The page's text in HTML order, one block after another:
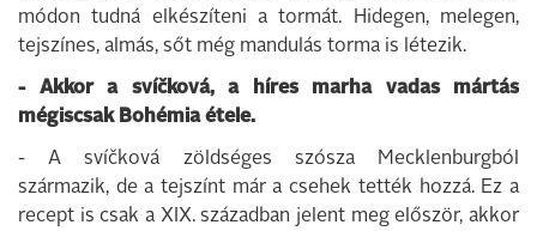
módon tudná elkészíteni a tormát. Hidegen, melegen,
tejszínes, almás, sőt még mandulás torma is létezik.
- Akkor a svíčková, a híres marha vadas mártás
mégiscsak Bohémia étele.
- A svíčková zöldséges szósza Mecklenburgból
származik, de a tejszínt már a csehek tették hozzá. Ez a
recept is csak a XIX. században jelent meg először, akkor